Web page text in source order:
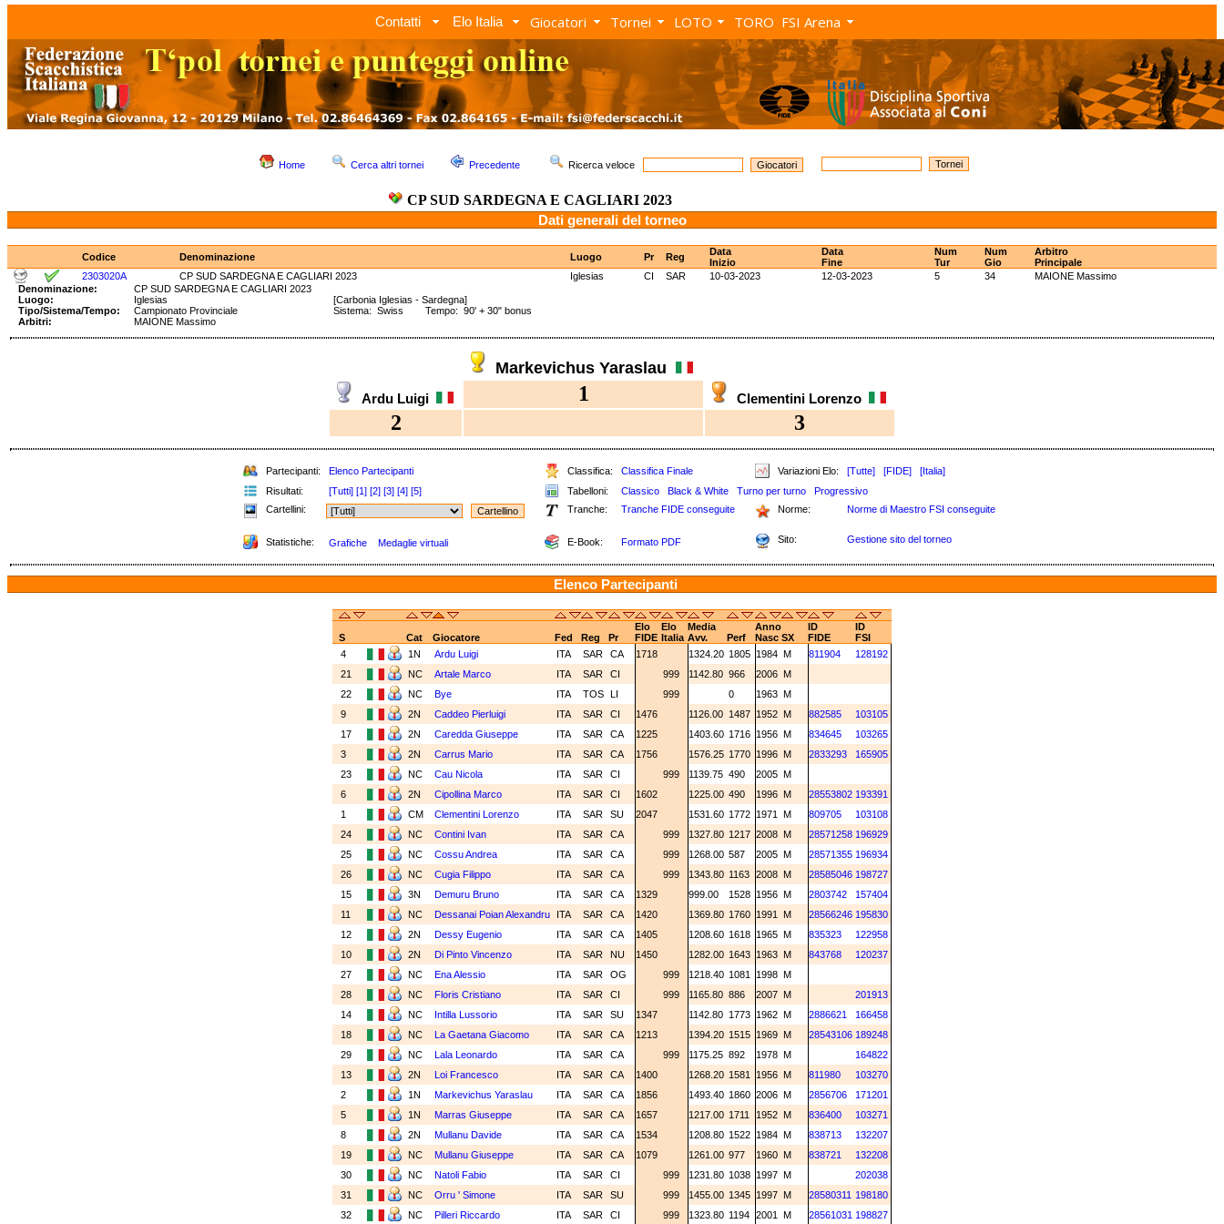
Contatti Elo Italia Giocatori Tornei LOTO TORO FSI Arena
Home Cerca altri tornei Precedente Ricerca veloce
CP SUD SARDEGNA E CAGLIARI 2023
Dati generali del torneo
Codice Denominazione Luogo Pr Reg
Data
Inizio
Data
Fine
Num
Tur
Num
Gio
Arbitro
Principale
2303020A
CP SUD SARDEGNA E CAGLIARI 2023 Iglesias CI SAR 10-03-2023 12-03-2023 5 34
MAIONE Massimo
Denominazione:
CP SUD SARDEGNA E CAGLIARI 2023
Luogo:
Iglesias
[Carbonia Iglesias - Sardegna]
Tipo/Sistema/Tempo:
Campionato Provinciale
Sistema: Swiss Tempo: 90' + 30" bonus
Arbitri:
MAIONE Massimo
Markevichus Yaraslau
Ardu Luigi 1 Clementini Lorenzo
2 3
Partecipanti: Elenco Partecipanti Classifica: Classifica Finale Variazioni Elo: [Tutte] [FIDE]
[Italia]
Risultati:
[Tutti] [1] [2] [3] [4] [5] Tabelloni: Classico Black & White Turno per turno
Progressivo
Cartellini:
Tranche: Tranche FIDE conseguite Norme: Norme di Maestro FSI conseguite
Statistiche: Grafiche Medaglie virtuali E-Book: Formato PDF Sito: Gestione sito del torneo
Elenco Partecipanti
Elo Elo Media Anno ID
ID
S
Cat Giocatore Fed Reg Pr FIDE Italia Avv. Perf Nasc SX FIDE
FSI
4
1N Ardu Luigi ITA SAR CA 1718 1324.20 1805 1984 M 811904
128192
21
NC Artale Marco ITA SAR CI 999 1142.80 966 2006 M
22
NC Bye ITA TOS LI 999 0 1963 M
9
2N Caddeo Pierluigi ITA SAR CI 1476 1126.00 1487 1952 M 882585
103105
17
2N Caredda Giuseppe ITA SAR CA 1225 1403.60 1716 1956 M 834645
103265
3
2N Carrus Mario ITA SAR CA 1756 1576.25 1770 1996 M 2833293
165905
23
NC Cau Nicola ITA SAR CI 999 1139.75 490 2005 M
6
2N Cipollina Marco ITA SAR CI 1602 1225.00 490 1996 M 28553802 193391
1
CM Clementini Lorenzo ITA SAR SU 2047 1531.60 1772 1971 M 809705
103108
24
NC Contini Ivan ITA SAR CA 999 1327.80 1217 2008 M 28571258 196929
25
NC Cossu Andrea ITA SAR CA 999 1268.00 587 2005 M 28571355 196934
26
NC Cugia Filippo ITA SAR CA 999 1343.80 1163 2008 M 28585046 198727
15
3N Demuru Bruno ITA SAR CA 1329 999.00 1528 1956 M 2803742
157404
11
NC Dessanai Poian Alexandru ITA SAR CA 1420 1369.80 1760 1991 M 28566246 195830
12
2N Dessy Eugenio ITA SAR CA 1405 1208.60 1618 1965 M 835323
122958
10
2N Di Pinto Vincenzo ITA SAR NU 1450 1282.00 1643 1963 M 843768
120237
27
NC Ena Alessio ITA SAR OG 999 1218.40 1081 1998 M
28
NC Floris Cristiano ITA SAR CI 999 1165.80 886 2007 M
201913
14
NC Intilla Lussorio ITA SAR SU 1347 1142.80 1773 1962 M 2886621
166458
18
NC La Gaetana Giacomo ITA SAR CA 1213 1394.20 1515 1969 M 28543106 189248
29
NC Lala Leonardo ITA SAR CA 999 1175.25 892 1978 M
164822
13
2N Loi Francesco ITA SAR CA 1400 1268.20 1581 1956 M 811980
103270
2
1N Markevichus Yaraslau ITA SAR CA 1856 1493.40 1860 2006 M 2856706
171201
5
1N Marras Giuseppe ITA SAR CA 1657 1217.00 1711 1952 M 836400
103271
8
2N Mullanu Davide ITA SAR CA 1534 1208.80 1522 1984 M 838713
132207
19
NC Mullanu Giuseppe ITA SAR CA 1079 1261.00 977 1960 M 838721
132208
30
NC Natoli Fabio ITA SAR CI 999 1231.80 1038 1997 M
202038
31
NC Orru ' Simone ITA SAR SU 999 1455.00 1345 1997 M 28580311 198180
32
NC Pilleri Riccardo ITA SAR CI 999 1323.80 1194 2001 M 28561031 198827